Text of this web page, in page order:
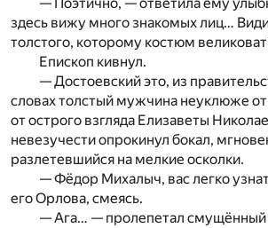
— Поэтично, — ответила ему
здесь вижу много знакомых лиц…
толстого, которому костюм
Епископ кивнул.
— Достоевский это, из
словах толстый мужчина неуклюже
от острого взгляда Елизаветы
невезучести опрокинул бокал,
разлетевшийся на мелкие осколки.
— Фёдор Михалыч, вас легко
его Орлова, смеясь.
— Ага… — пролепетал